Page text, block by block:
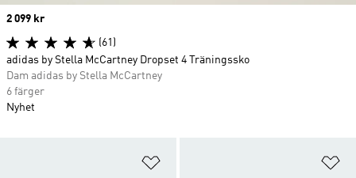
Price
2 099 kr
(61)
adidas by Stella McCartney Dropset 4 Träningssko
Dam adidas by Stella McCartney
6 färger
Nyhet